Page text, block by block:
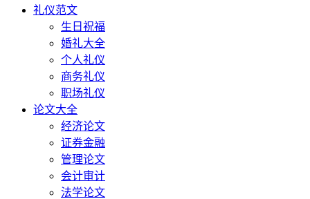
礼仪范文
生日祝福
婚礼大全
个人礼仪
商务礼仪
职场礼仪
论文大全
经济论文
证券金融
管理论文
会计审计
法学论文